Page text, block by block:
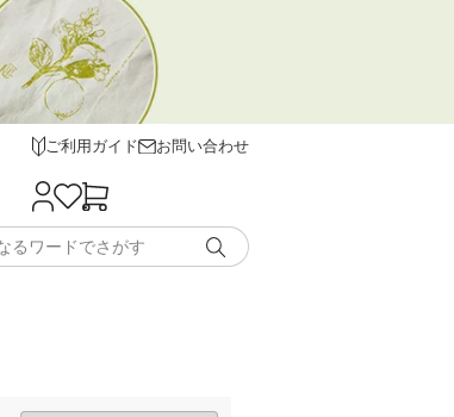
ご利用ガイド お問い合わせ